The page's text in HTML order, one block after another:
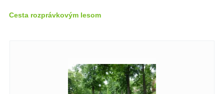
Cesta rozprávkovým lesom